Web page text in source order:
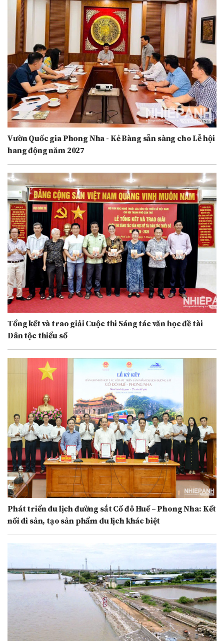
Vườn Quốc gia Phong Nha - Kẻ Bàng sẵn sàng cho Lễ hội
hang động năm 2027
Tổng kết và trao giải Cuộc thi Sáng tác văn học đề tài
Dân tộc thiểu số
Phát triển du lịch đường sắt Cố đô Huế – Phong Nha: Kết
nối di sản, tạo sản phẩm du lịch khác biệt